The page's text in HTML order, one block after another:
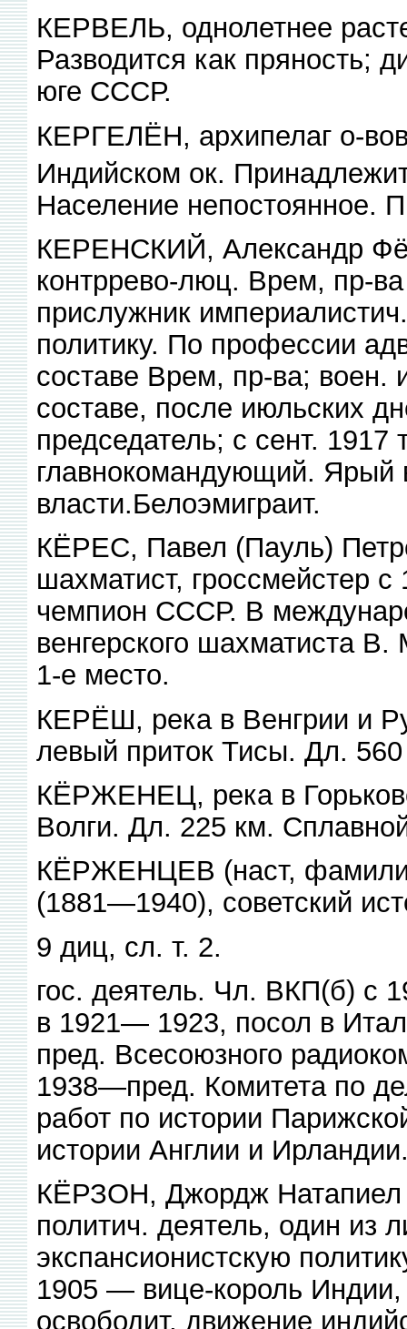
КЕРВЕЛЬ, однолетнее
Разводится как пряность;
юге СССР.
КЕРГЕЛЁН, архипелаг о-
Индийском ок.
Население непостоянное.
КЕРЕНСКИЙ, Александр
контррево-люц. Врем, пр-
прислужник
политику. По профессии
составе Врем, пр-ва; воен.
составе, после июльских
председатель; с сент. 1917
главнокомандующий. Ярый
власти.Белоэмиграит.
КЁРЕС, Павел (Пауль)
шахматист, гроссмейстер
чемпион СССР. В
венгерского шахматиста
1-е место.
КЕРЁШ, река в Венгрии и
левый приток Тисы. Дл.
КЁРЖЕНЕЦ, река в
Волги. Дл. 225 км.
КЁРЖЕНЦЕВ (наст,
(1881—1940), советский
9 диц, сл. т. 2.
гос. деятель. Чл. ВКП(б) с
в 1921— 1923, посол в
пред. Всесоюзного
1938—пред. Комитета по
работ по истории
истории Англии и
КЁРЗОН, Джордж Натапиел
политич. деятель, один из
экспансионистскую
1905 — вице-король
освободит, движение